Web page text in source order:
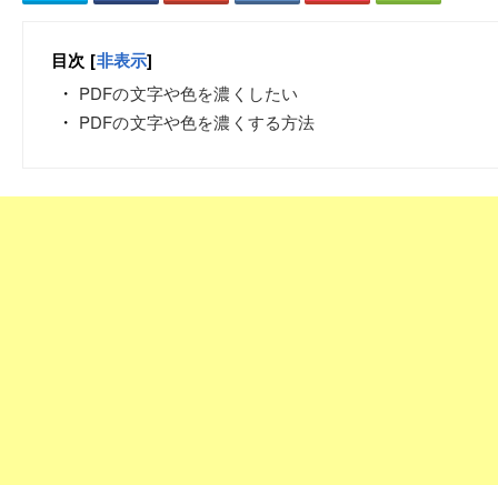
目次 [非表示]
PDFの文字や色を濃くしたい
PDFの文字や色を濃くする方法